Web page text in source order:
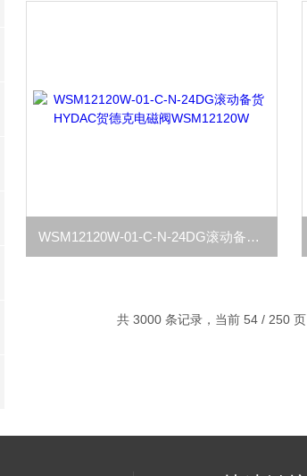
WSM12120W-01-C-N-24DG滚动备货HYDAC贺德克电磁阀WSM12120W
共 3000 条记录，当前 54 / 250 页